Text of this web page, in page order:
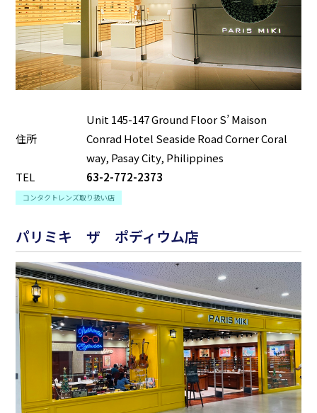
住所
Unit 145-147 Ground Floor S’ Maison
Conrad Hotel Seaside Road Corner Coral
way, Pasay City, Philippines
TEL
63-2-772-2373
コンタクトレンズ取り扱い店
パリミキ ザ ポディウム店